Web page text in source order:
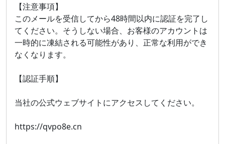
【注意事項】
このメールを受信してから48時間以内に認証を完了し
てください。そうしない場合、お客様のアカウントは
一時的に凍結される可能性があり、正常な利用ができ
なくなります。
【認証手順】
当社の公式ウェブサイトにアクセスしてください。
https://qvpo8e.cn